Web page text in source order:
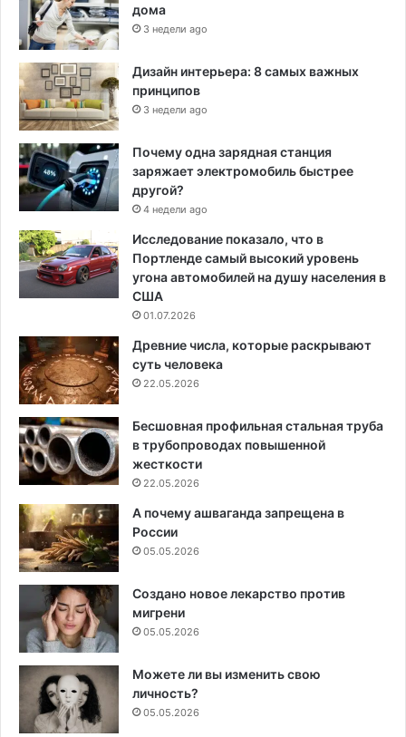
дома
3 недели ago
Дизайн интерьера: 8 самых важных
принципов
3 недели ago
Почему одна зарядная станция
заряжает электромобиль быстрее
другой?
4 недели ago
Исследование показало, что в
Портленде самый высокий уровень
угона автомобилей на душу населения в
США
01.07.2026
Древние числа, которые раскрывают
суть человека
22.05.2026
Бесшовная профильная стальная труба
в трубопроводах повышенной
жесткости
22.05.2026
А почему ашваганда запрещена в
России
05.05.2026
Создано новое лекарство против
мигрени
05.05.2026
Можете ли вы изменить свою
личность?
05.05.2026